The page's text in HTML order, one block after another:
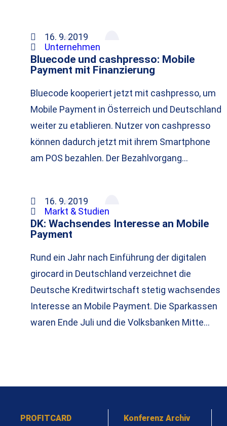
16. 9. 2019
Unternehmen
Bluecode und cashpresso: Mobile
Payment mit Finanzierung
Bluecode kooperiert jetzt mit cashpresso, um
Mobile Payment in Österreich und Deutschland
weiter zu etablieren. Nutzer von cashpresso
können dadurch jetzt mit ihrem Smartphone
am POS bezahlen. Der Bezahlvorgang…
16. 9. 2019
Markt & Studien
DK: Wachsendes Interesse an Mobile
Payment
Rund ein Jahr nach Einführung der digitalen
girocard in Deutschland verzeichnet die
Deutsche Kreditwirtschaft stetig wachsendes
Interesse an Mobile Payment. Die Sparkassen
waren Ende Juli und die Volksbanken Mitte…
PROFITCARD
Konferenz Archiv